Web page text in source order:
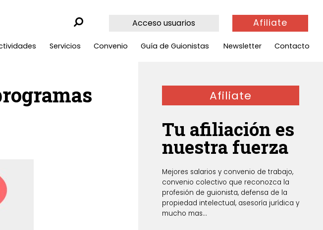
Acceso usuarios Afiliate
Servicios Convenio Guía de Guionistas Newsletter Contacto
Afiliate
Tu afiliación es
nuestra fuerza
Mejores salarios y convenio de trabajo,
convenio colectivo que reconozca la
profesión de guionista, defensa de la
propiedad intelectual, asesoría jurídica y
mucho mas...